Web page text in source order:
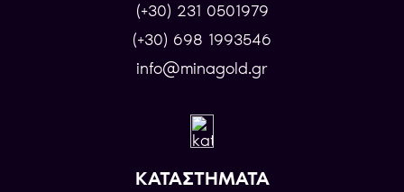
(+30) 231 0501979
(+30) 698 1993546
info@minagold.gr
ΚΑΤΑΣΤΗΜΑΤΑ